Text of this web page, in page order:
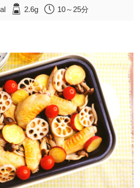
2.6g 10～25分